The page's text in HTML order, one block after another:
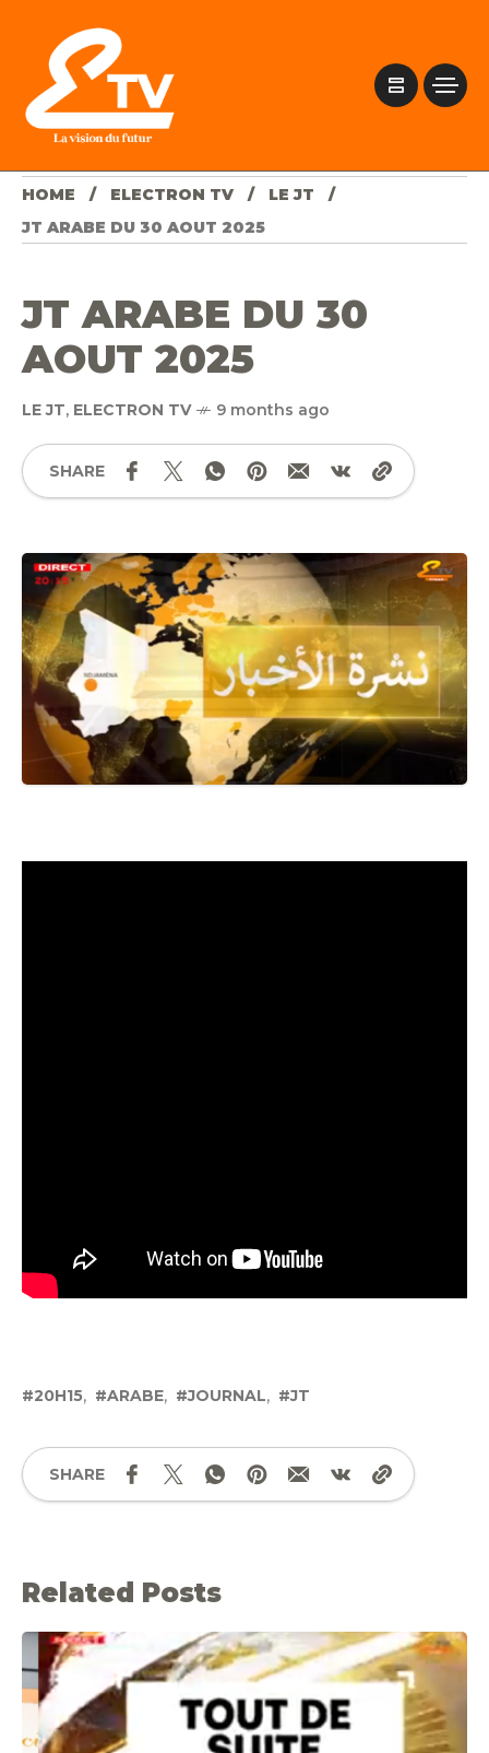
HOME ELECTRON TV
LE JT
JT ARABE DU 30 AOUT 2025
JT ARABE DU 30
AOUT 2025
LE JT, ELECTRON TV 9 months ago
SHARE
20H15 ARABE JOURNAL JT
SHARE
Related Posts